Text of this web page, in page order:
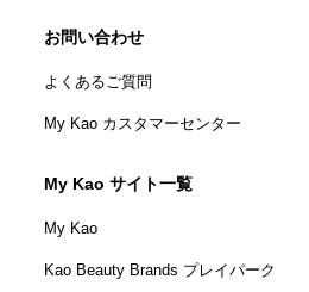
お問い合わせ
よくあるご質問
My Kao カスタマーセンター
My Kao サイト一覧
My Kao
Kao Beauty Brands プレイパーク